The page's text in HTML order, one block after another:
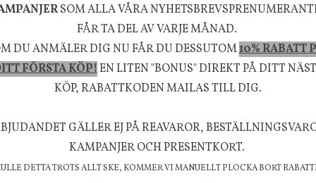
INFO
upplevelse och välbefinnande för dig
naturen och dess färgpalett erbjuder vi
ökar trivsel i ditt hem och ger det lilla extra
välmående!
SOM ALLA VÅRA
FÅR TA DEL AV VARJE MÅNAD.
DU ANMÄLER DIG NU FÅR DU DESSUTOM10% RABATT
FÖRSTA KÖP!EN LITEN "BONUS" DIREKT PÅ DITT
KÖP, RABATTKODEN MAILAS TILL DIG.
GÄLLER EJ PÅ REAVAROR,
KAMPANJER OCH PRESENTKORT.
DETTA TROTS ALLT SKE, KOMMER VI MANUELLT PLOCKA BORT